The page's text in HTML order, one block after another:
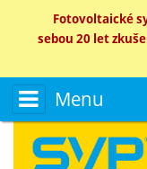
Fotovoltaické
sebou 20 let
Menu